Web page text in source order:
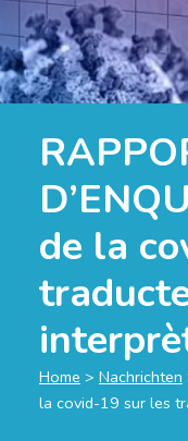
de la
Home > Nachrichten
la covid-19 sur les